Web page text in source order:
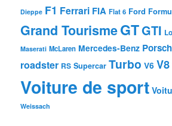
Dieppe F1 Ferrari FIA Flat 6 Ford
Grand TourismeGTGTI
Maserati McLaren Mercedes-Benz
roadster RS Supercar Turbo V6 V8
Voiture de sport
Weissach